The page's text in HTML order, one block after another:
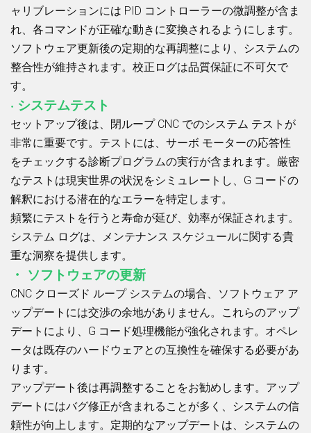
ャリブレーションには PID コントローラーの微調整が含ま
れ、各コマンドが正確な動きに変換されるようにします。
ソフトウェア更新後の定期的な再調整により、システムの
整合性が維持されます。校正ログは品質保証に不可欠で
す。
· システムテスト
セットアップ後は、閉ループ CNC でのシステム テストが
非常に重要です。テストには、サーボ モーターの応答性
をチェックする診断プログラムの実行が含まれます。厳密
なテストは現実世界の状況をシミュレートし、G コードの
解釈における潜在的なエラーを特定します。
頻繁にテストを行うと寿命が延び、効率が保証されます。
システム ログは、メンテナンス スケジュールに関する貴
重な洞察を提供します。
・ ソフトウェアの更新
CNC クローズド ループ システムの場合、ソフトウェア ア
ップデートには交渉の余地がありません。これらのアップ
デートにより、G コード処理機能が強化されます。オペレ
ータは既存のハードウェアとの互換性を確保する必要があ
ります。
アップデート後は再調整することをお勧めします。アップ
デートにはバグ修正が含まれることが多く、システムの信
頼性が向上します。定期的なアップデートは、システムの